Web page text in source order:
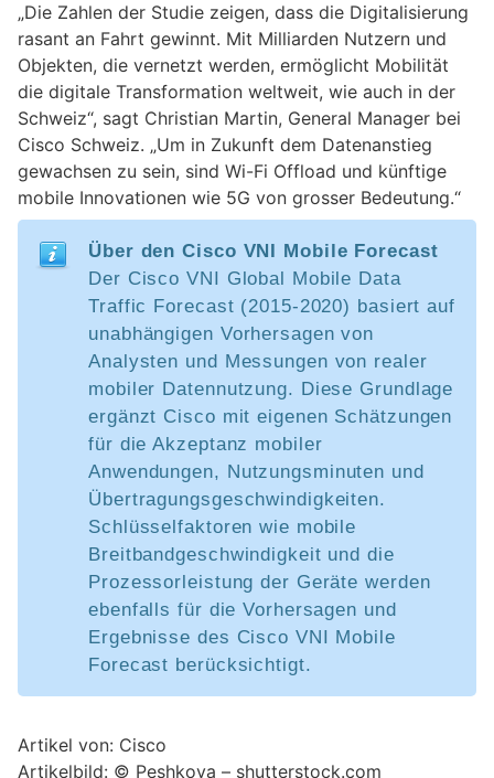
„Die Zahlen der Studie zeigen, dass die Digitalisierung
rasant an Fahrt gewinnt. Mit Milliarden Nutzern und
Objekten, die vernetzt werden, ermöglicht Mobilität
die digitale Transformation weltweit, wie auch in der
Schweiz“, sagt Christian Martin, General Manager bei
Cisco Schweiz. „Um in Zukunft dem Datenanstieg
gewachsen zu sein, sind Wi-Fi Offload und künftige
mobile Innovationen wie 5G von grosser Bedeutung.“
Über den Cisco VNI Mobile Forecast
Der Cisco VNI Global Mobile Data
Traffic Forecast (2015-2020) basiert auf
unabhängigen Vorhersagen von
Analysten und Messungen von realer
mobiler Datennutzung. Diese Grundlage
ergänzt Cisco mit eigenen Schätzungen
für die Akzeptanz mobiler
Anwendungen, Nutzungsminuten und
Übertragungsgeschwindigkeiten.
Schlüsselfaktoren wie mobile
Breitbandgeschwindigkeit und die
Prozessorleistung der Geräte werden
ebenfalls für die Vorhersagen und
Ergebnisse des Cisco VNI Mobile
Forecast berücksichtigt.
Artikel von: Cisco
Artikelbild: © Peshkova – shutterstock.com